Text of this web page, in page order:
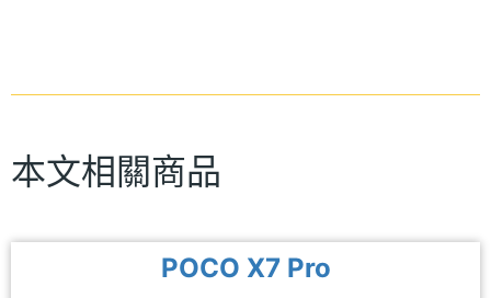
本文相關商品
POCO X7 Pro